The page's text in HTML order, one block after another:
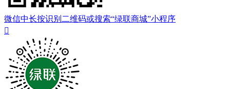
微信中长按识别二维码或搜索“绿联商城”小程序
